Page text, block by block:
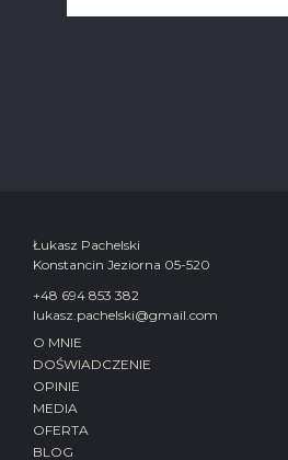
Łukasz Pachelski
Konstancin Jeziorna 05-520
+48 694 853 382
lukasz.pachelski@gmail.com
O MNIE
DOŚWIADCZENIE
OPINIE
MEDIA
OFERTA
BLOG